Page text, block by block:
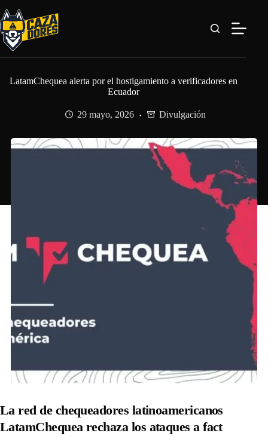
al
contenido
LatamChequea alerta por el hostigamiento a verificadores en
Ecuador
29 mayo, 2026 Divulgación
La red de chequeadores latinoamericanos
LatamChequea rechaza los ataques a fact